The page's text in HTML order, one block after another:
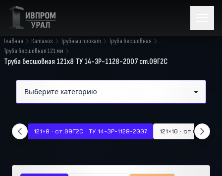
Главная Каталог Трубный прокат
Труба бесшовная
Труба бесшовная 121 мм
Труба бесшовная 121x8 ТУ 14-3Р-1128-2007 ст.09Г2С
121×8 · ст.09Г2С · ТУ 14-3Р-1128-2007 121×10 · ст.09Г2С ·